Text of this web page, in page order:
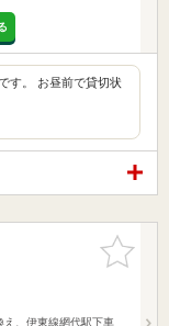
す。 お昼前で貸切状
お気に入
りに追加
え、伊東線網代駅下車